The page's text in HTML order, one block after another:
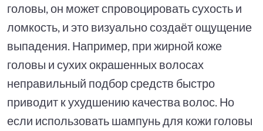
головы, он может спровоцировать сухость и
ломкость, и это визуально создаёт ощущение
выпадения. Например, при жирной коже
головы и сухих окрашенных волосах
неправильный подбор средств быстро
приводит к ухудшению качества волос. Но
если использовать шампунь для кожи головы